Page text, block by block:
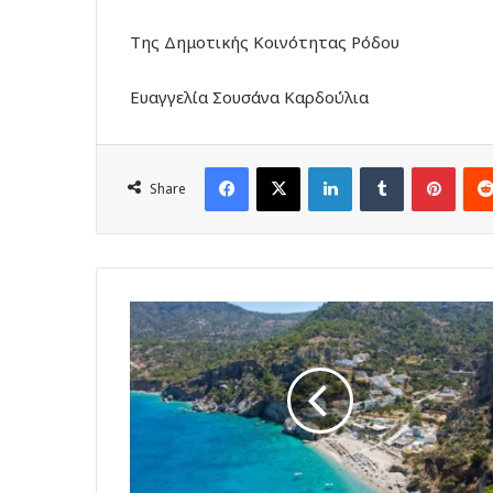
Της Δημοτικής Κοινότητας Ρόδου
Ευαγγελία Σουσάνα Καρδούλια
Share
Facebook
X LinkedInTumblr
Κάρπαθος:
Η
Ιταλία
"υποκλίνεται"
στο